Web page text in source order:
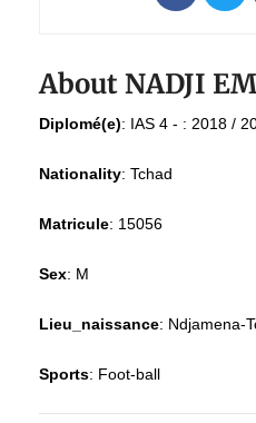
About NADJI
Diplomé(e): IAS 4 - : 2018 /
Nationality: Tchad
Matricule: 15056
Sex: M
Lieu_naissance: Ndjamena-
Sports: Foot-ball